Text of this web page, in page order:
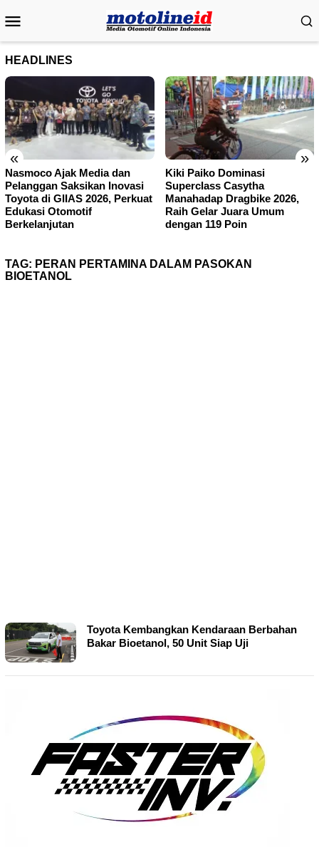
to
contentMenu
HEADLINES
« »
Nasmoco Ajak Media dan
Pelanggan Saksikan Inovasi
Toyota di GIIAS 2026, Perkuat
Edukasi Otomotif
Berkelanjutan
Kiki Paiko Dominasi
Superclass Casytha
Manahadap Dragbike 2026,
Raih Gelar Juara Umum
dengan 119 Poin
TAG: PERAN PERTAMINA DALAM PASOKAN
BIOETANOL
Toyota Kembangkan Kendaraan Berbahan
Bakar Bioetanol, 50 Unit Siap Uji